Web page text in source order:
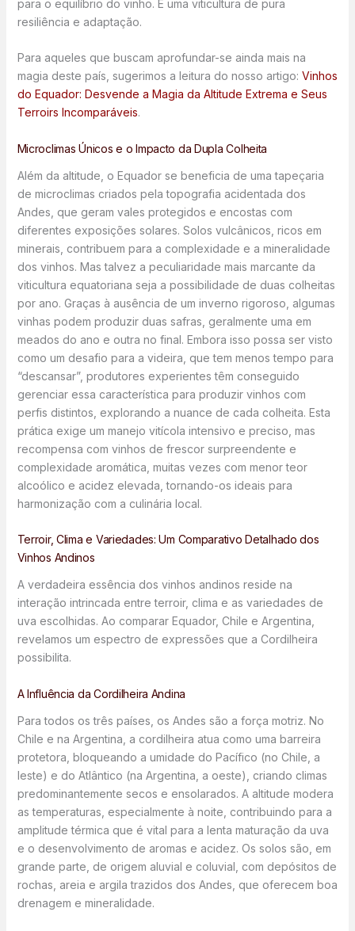
para o equilíbrio do vinho. É uma viticultura de pura
resiliência e adaptação.
Para aqueles que buscam aprofundar-se ainda mais na
magia deste país, sugerimos a leitura do nosso artigo: Vinhos
do Equador: Desvende a Magia da Altitude Extrema e Seus
Terroirs Incomparáveis.
Microclimas Únicos e o Impacto da Dupla Colheita
Além da altitude, o Equador se beneficia de uma tapeçaria
de microclimas criados pela topografia acidentada dos
Andes, que geram vales protegidos e encostas com
diferentes exposições solares. Solos vulcânicos, ricos em
minerais, contribuem para a complexidade e a mineralidade
dos vinhos. Mas talvez a peculiaridade mais marcante da
viticultura equatoriana seja a possibilidade de duas colheitas
por ano. Graças à ausência de um inverno rigoroso, algumas
vinhas podem produzir duas safras, geralmente uma em
meados do ano e outra no final. Embora isso possa ser visto
como um desafio para a videira, que tem menos tempo para
“descansar”, produtores experientes têm conseguido
gerenciar essa característica para produzir vinhos com
perfis distintos, explorando a nuance de cada colheita. Esta
prática exige um manejo vitícola intensivo e preciso, mas
recompensa com vinhos de frescor surpreendente e
complexidade aromática, muitas vezes com menor teor
alcoólico e acidez elevada, tornando-os ideais para
harmonização com a culinária local.
Terroir, Clima e Variedades: Um Comparativo Detalhado dos
Vinhos Andinos
A verdadeira essência dos vinhos andinos reside na
interação intrincada entre terroir, clima e as variedades de
uva escolhidas. Ao comparar Equador, Chile e Argentina,
revelamos um espectro de expressões que a Cordilheira
possibilita.
A Influência da Cordilheira Andina
Para todos os três países, os Andes são a força motriz. No
Chile e na Argentina, a cordilheira atua como uma barreira
protetora, bloqueando a umidade do Pacífico (no Chile, a
leste) e do Atlântico (na Argentina, a oeste), criando climas
predominantemente secos e ensolarados. A altitude modera
as temperaturas, especialmente à noite, contribuindo para a
amplitude térmica que é vital para a lenta maturação da uva
e o desenvolvimento de aromas e acidez. Os solos são, em
grande parte, de origem aluvial e coluvial, com depósitos de
rochas, areia e argila trazidos dos Andes, que oferecem boa
drenagem e mineralidade.